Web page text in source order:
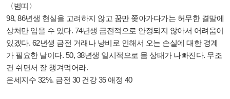
〈범띠〉
98, 86년생 현실을 고려하지 않고 꿈만 쫒아가다가는 허무한 결말에
상처만 입을 수 있다. 74년생 금전적으로 안정되지 않아서 어려움이
있겠다. 62년생 금전 거래나 낭비로 인해서 오는 손실에 대한 경계
가 필요한 날이다. 50, 38년생 일시적으로 몸 상태가 나빠진다. 무조
건 쉬면서 잘 챙겨먹어라.
운세지수 32%. 금전 30 건강 35 애정 40